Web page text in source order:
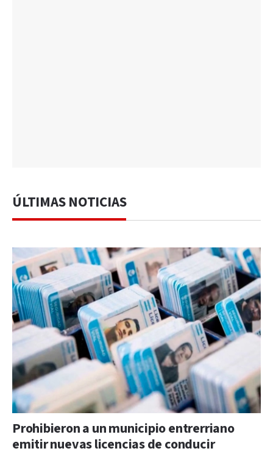
ÚLTIMAS NOTICIAS
Prohibieron a un municipio entrerriano
emitir nuevas licencias de conducir